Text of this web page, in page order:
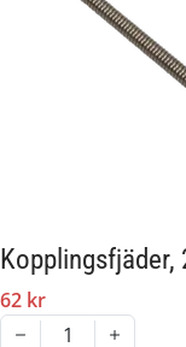
Passar märke:
Kopplingsfjäder,
62 kr
1